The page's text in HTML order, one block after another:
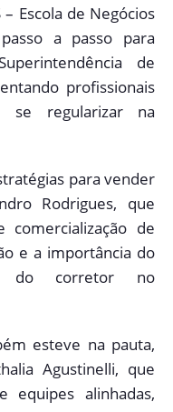
Escola de Negócios
a passo para
de
profissionais
se regularizar na
para vender
Rodrigues, que
comercialização de
e a importância do
do corretor no
esteve na pauta,
Agustinelli, que
equipes alinhadas,